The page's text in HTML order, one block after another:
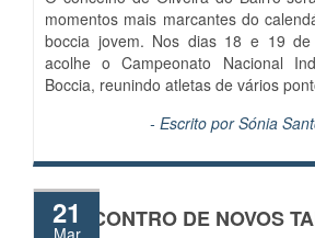
momentos mais marcantes do
boccia jovem. Nos dias 18 e 19
acolhe o Campeonato Nacional
Boccia, reunindo atletas de vários
- Escrito porSónia
ENCONTRO DE NOVOS
21
Mar